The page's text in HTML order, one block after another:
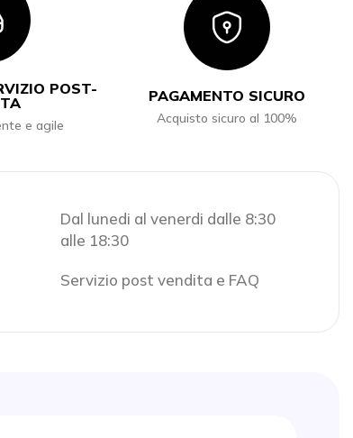
Icon
POST-
e agile
Icon
PAGAMENTO SICURO
Acquisto sicuro al 100%
Dal lunedi al venerdi dalle 8:30
alle 18:30
Servizio post vendita e FAQ